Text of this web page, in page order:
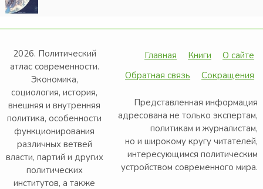
2026. Политический
атлас современности.
Экономика,
социология, история,
внешняя и внутренняя
политика, особенности
функционирования
различных ветвей
власти, партий и других
политических
институтов, а также
Главная Книги
О сайте
Обратная связь
Сокращения
Представленная информация
адресована не только экспертам,
политикам и журналистам,
но и широкому кругу читателей,
интересующимся политическим
устройством современного мира.